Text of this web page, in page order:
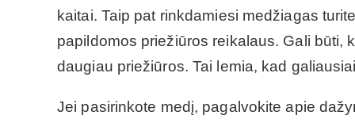
kaitai. Taip pat rinkdamiesi medžiagas
papildomos priežiūros reikalaus. Gali būti,
daugiau priežiūros. Tai lemia, kad
Jei pasirinkote medį, pagalvokite apie